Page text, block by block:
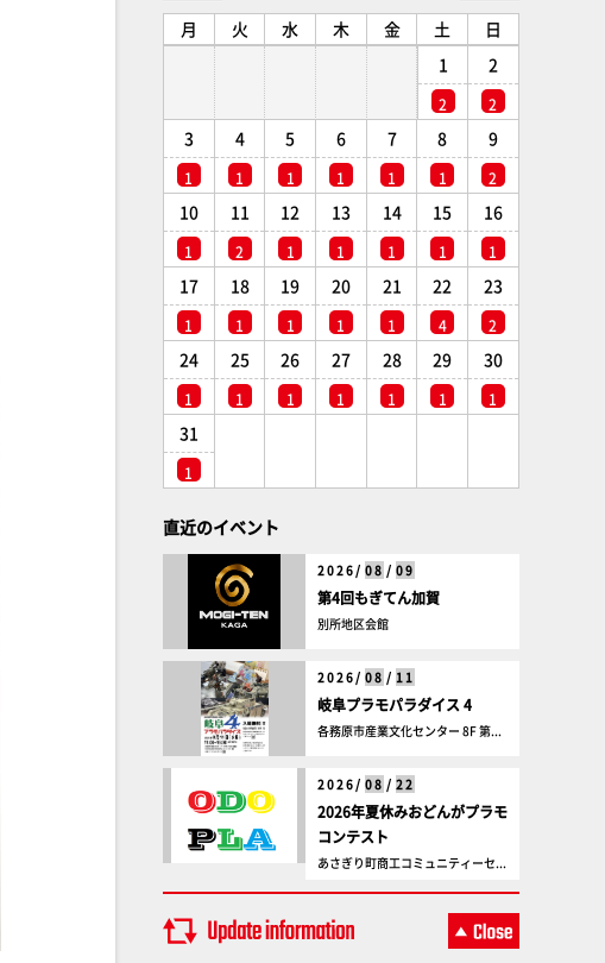
月 火 水 木 金 土
日
1
2
2
2
3
1
4
1
5
1
6
1
7
1
8
1
9
2
10
1
11
2
12
1
13
1
14
1
15
1
16
1
17
1
18
1
19
1
20
1
21
1
22
4
23
2
24
1
25
1
26
1
27
1
28
1
29
1
30
1
31
1
直近のイベント
2026/ 08 / 09
第4回もぎてん加賀
別所地区会館
2026/ 08 / 11
岐阜プラモパラダイス 4
各務原市産業文化センター 8F 第...
2026/ 08 / 22
2026年夏休みおどんがプラモ
コンテスト
あさぎり町商工コミュニティーセ...